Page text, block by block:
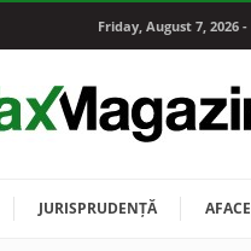
Friday, August 7, 2026 -
JURISPRUDENȚĂ